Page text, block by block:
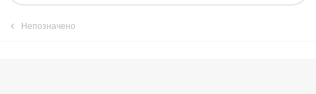
Непозначено